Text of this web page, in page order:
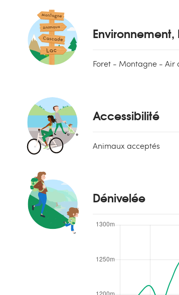
Foret - Montagne -
Accessibilité
Animaux acceptés
Dénivelée